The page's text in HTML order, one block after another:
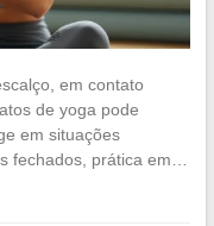
em contato
de yoga pode
em situações
fechados, prática em…